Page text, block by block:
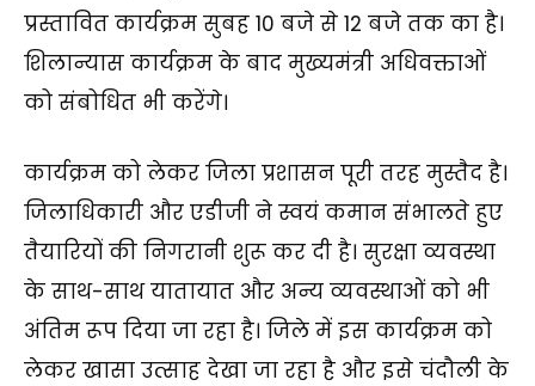
प्रस्तावित कार्यक्रम सुबह 10 बजे से 12 बजे तक का है।
शिलान्यास कार्यक्रम के बाद मुख्यमंत्री अधिवक्ताओं
को संबोधित भी करेंगे।
कार्यक्रम को लेकर जिला प्रशासन पूरी तरह मुस्तैद है।
जिलाधिकारी और एडीजी ने स्वयं कमान संभालते हुए
तैयारियों की निगरानी शुरू कर दी है। सुरक्षा व्यवस्था
के साथ-साथ यातायात और अन्य व्यवस्थाओं को भी
अंतिम रूप दिया जा रहा है। जिले में इस कार्यक्रम को
लेकर खासा उत्साह देखा जा रहा है और इसे चंदौली के